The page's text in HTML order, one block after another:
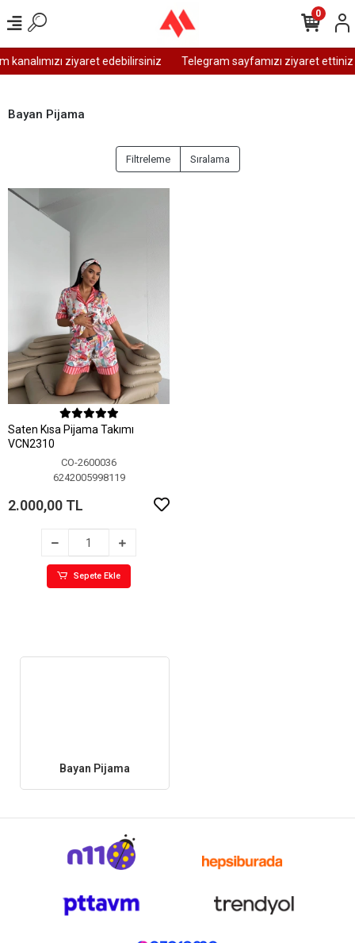
kanalımızı ziyaret edebilirsiniz Telegram sayfamızı ziyaret ettiniz
0
Bayan Pijama
Filtreleme Sıralama
Saten Kısa Pijama Takımı
VCN2310
CO-2600036
6242005998119
2.000,00 TL
Sepete Ekle
Bayan Pijama